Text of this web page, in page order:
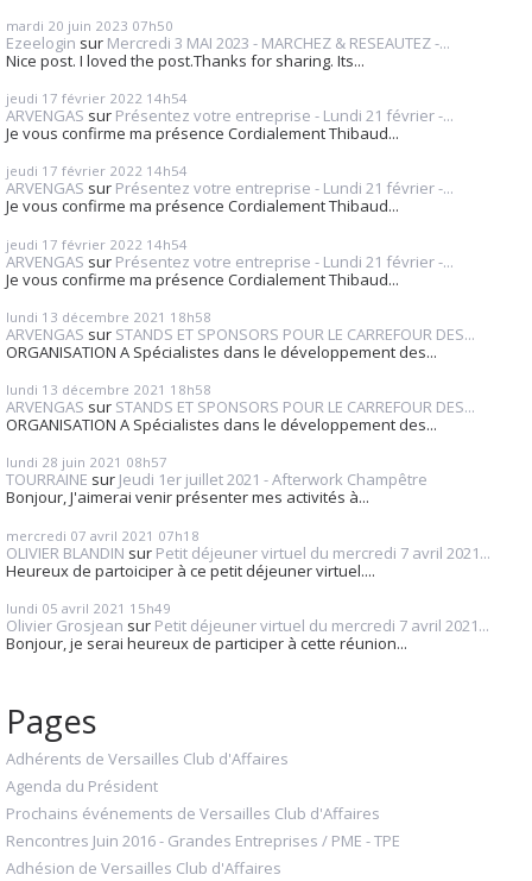
mardi 20 juin 2023 07h50
Ezeelogin sur Mercredi 3 MAI 2023 - MARCHEZ & RESEAUTEZ -...
Nice post. I loved the post.Thanks for sharing. Its...
jeudi 17 février 2022 14h54
ARVENGAS sur Présentez votre entreprise - Lundi 21 février -...
Je vous confirme ma présence Cordialement Thibaud...
jeudi 17 février 2022 14h54
ARVENGAS sur Présentez votre entreprise - Lundi 21 février -...
Je vous confirme ma présence Cordialement Thibaud...
jeudi 17 février 2022 14h54
ARVENGAS sur Présentez votre entreprise - Lundi 21 février -...
Je vous confirme ma présence Cordialement Thibaud...
lundi 13 décembre 2021 18h58
ARVENGAS sur STANDS ET SPONSORS POUR LE CARREFOUR DES...
ORGANISATION A Spécialistes dans le développement des...
lundi 13 décembre 2021 18h58
ARVENGAS sur STANDS ET SPONSORS POUR LE CARREFOUR DES...
ORGANISATION A Spécialistes dans le développement des...
lundi 28 juin 2021 08h57
TOURRAINE sur Jeudi 1er juillet 2021 - Afterwork Champêtre
Bonjour, J'aimerai venir présenter mes activités à...
mercredi 07 avril 2021 07h18
OLIVIER BLANDIN sur Petit déjeuner virtuel du mercredi 7 avril 2021...
Heureux de partoiciper à ce petit déjeuner virtuel....
lundi 05 avril 2021 15h49
Olivier Grosjean sur Petit déjeuner virtuel du mercredi 7 avril 2021...
Bonjour, je serai heureux de participer à cette réunion...
Pages
Adhérents de Versailles Club d'Affaires
Agenda du Président
Prochains événements de Versailles Club d'Affaires
Rencontres Juin 2016 - Grandes Entreprises / PME - TPE
Adhésion de Versailles Club d'Affaires